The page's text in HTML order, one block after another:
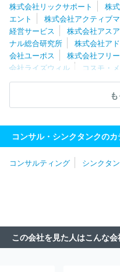
ング株式会社
ｊ．ｕｎｉｏ
パン株式会社
株式会社リックサポート 株
エント
株式会社アクティブ
経営サービス
株式会社アスア
ナル総合研究所
株式会社ア
会社ユーポス
株式会社フリ
会社ライズウィル
コスモ・
会社船井総合研究所
株式会
研
ベーション
株式会社武蔵野
ブラヴィッシモ
三菱電機ビ
ティング株式会社
株式会社ミ
Ｇデクストラ・ジャパン株式会
会社
アクセンチュア株式会社
ナル
株式会社カトープレジ
コンサル・シンクタンクの
コンサルティング シンクタ
この会社を見た人はこんな